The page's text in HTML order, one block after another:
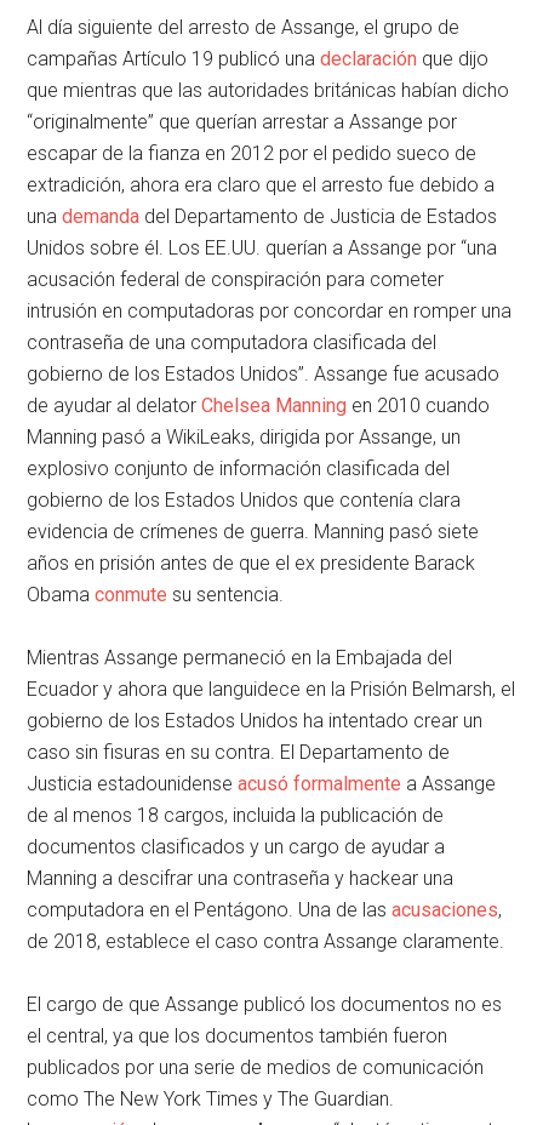
Al día siguiente del arresto de Assange, el grupo de
campañas Artículo 19 publicó unadeclaración que dijo
que mientras que las autoridades británicas habían dicho
“originalmente” que querían arrestar a Assange por
escapar de la fianza en 2012 por el pedido sueco de
extradición, ahora era claro que el arresto fue debido a
unademanda del Departamento de Justicia de Estados
Unidos sobre él. Los EE.UU. querían a Assange por “una
acusación federal de conspiración para cometer
intrusión en computadoras por concordar en romper una
contraseña de una computadora clasificada del
gobierno de los Estados Unidos”. Assange fue acusado
de ayudar al delatorChelsea Manning en 2010 cuando
Manning pasó a WikiLeaks, dirigida por Assange, un
explosivo conjunto de información clasificada del
gobierno de los Estados Unidos que contenía clara
evidencia de crímenes de guerra. Manning pasó siete
años en prisión antes de que el ex presidente Barack
Obamaconmute su sentencia.
Mientras Assange permaneció en la Embajada del
Ecuador y ahora que languidece en la Prisión Belmarsh, el
gobierno de los Estados Unidos ha intentado crear un
caso sin fisuras en su contra. El Departamento de
Justicia estadounidenseacusó formalmente a Assange
de al menos 18 cargos, incluida la publicación de
documentos clasificados y un cargo de ayudar a
Manning a descifrar una contraseña y hackear una
computadora en el Pentágono. Una de lasacusaciones,
de 2018, establece el caso contra Assange claramente.
El cargo de que Assange publicó los documentos no es
el central, ya que los documentos también fueron
publicados por una serie de medios de comunicación
como The New York Times y The Guardian.